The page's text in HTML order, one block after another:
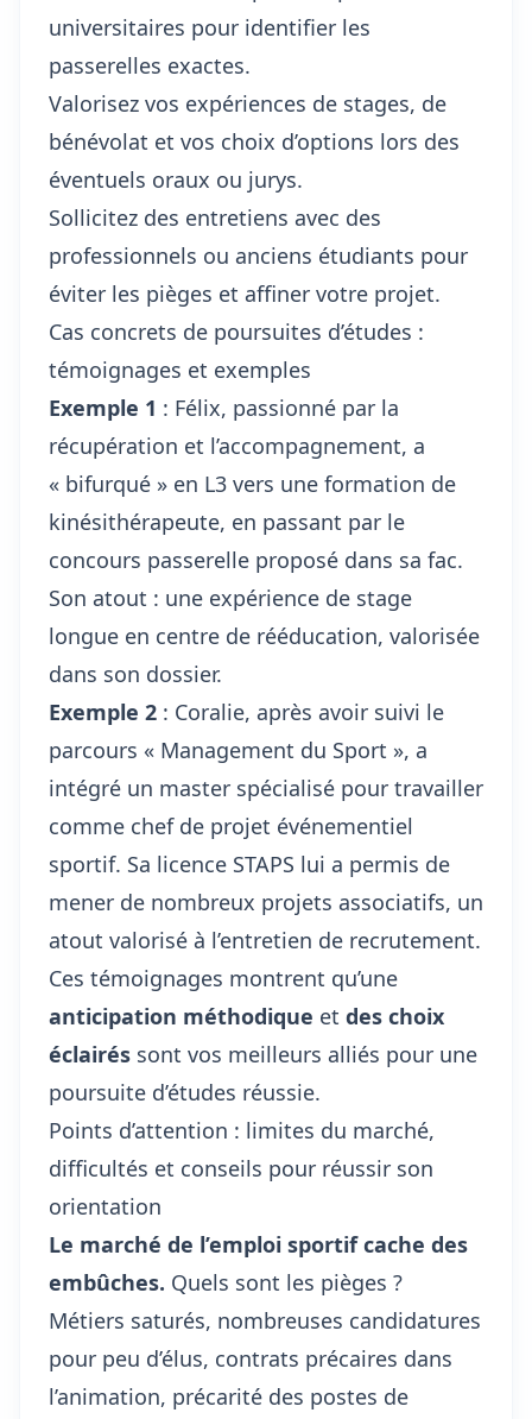
universitaires pour identifier les
passerelles exactes.
Valorisez vos expériences de stages, de
bénévolat et vos choix d’options lors des
éventuels oraux ou jurys.
Sollicitez des entretiens avec des
professionnels ou anciens étudiants pour
éviter les pièges et affiner votre projet.
Cas concrets de poursuites d’études :
témoignages et exemples
Exemple 1 : Félix, passionné par la
récupération et l’accompagnement, a
« bifurqué » en L3 vers une formation de
kinésithérapeute, en passant par le
concours passerelle proposé dans sa fac.
Son atout : une expérience de stage
longue en centre de rééducation, valorisée
dans son dossier.
Exemple 2 : Coralie, après avoir suivi le
parcours « Management du Sport », a
intégré un master spécialisé pour travailler
comme chef de projet événementiel
sportif. Sa licence STAPS lui a permis de
mener de nombreux projets associatifs, un
atout valorisé à l’entretien de recrutement.
Ces témoignages montrent qu’une
anticipation méthodique et des choix
éclairés sont vos meilleurs alliés pour une
poursuite d’études réussie.
Points d’attention : limites du marché,
difficultés et conseils pour réussir son
orientation
Le marché de l’emploi sportif cache des
embûches. Quels sont les pièges ?
Métiers saturés, nombreuses candidatures
pour peu d’élus, contrats précaires dans
l’animation, précarité des postes de